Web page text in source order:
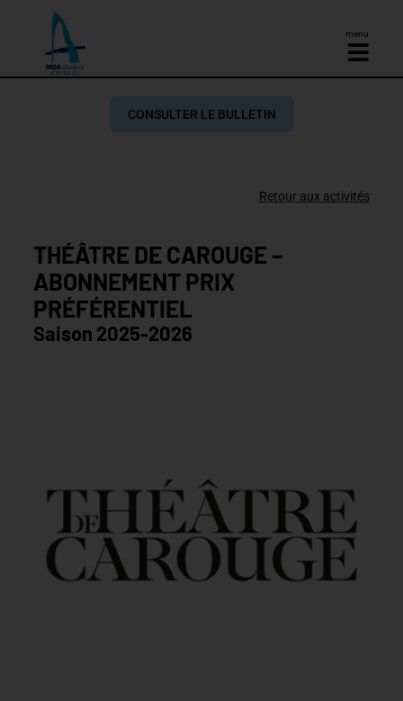
menu
CONSULTER LE BULLETIN
Retour aux activités
THÉÂTRE DE CAROUGE –
ABONNEMENT PRIX
PRÉFÉRENTIEL
Saison 2025-2026